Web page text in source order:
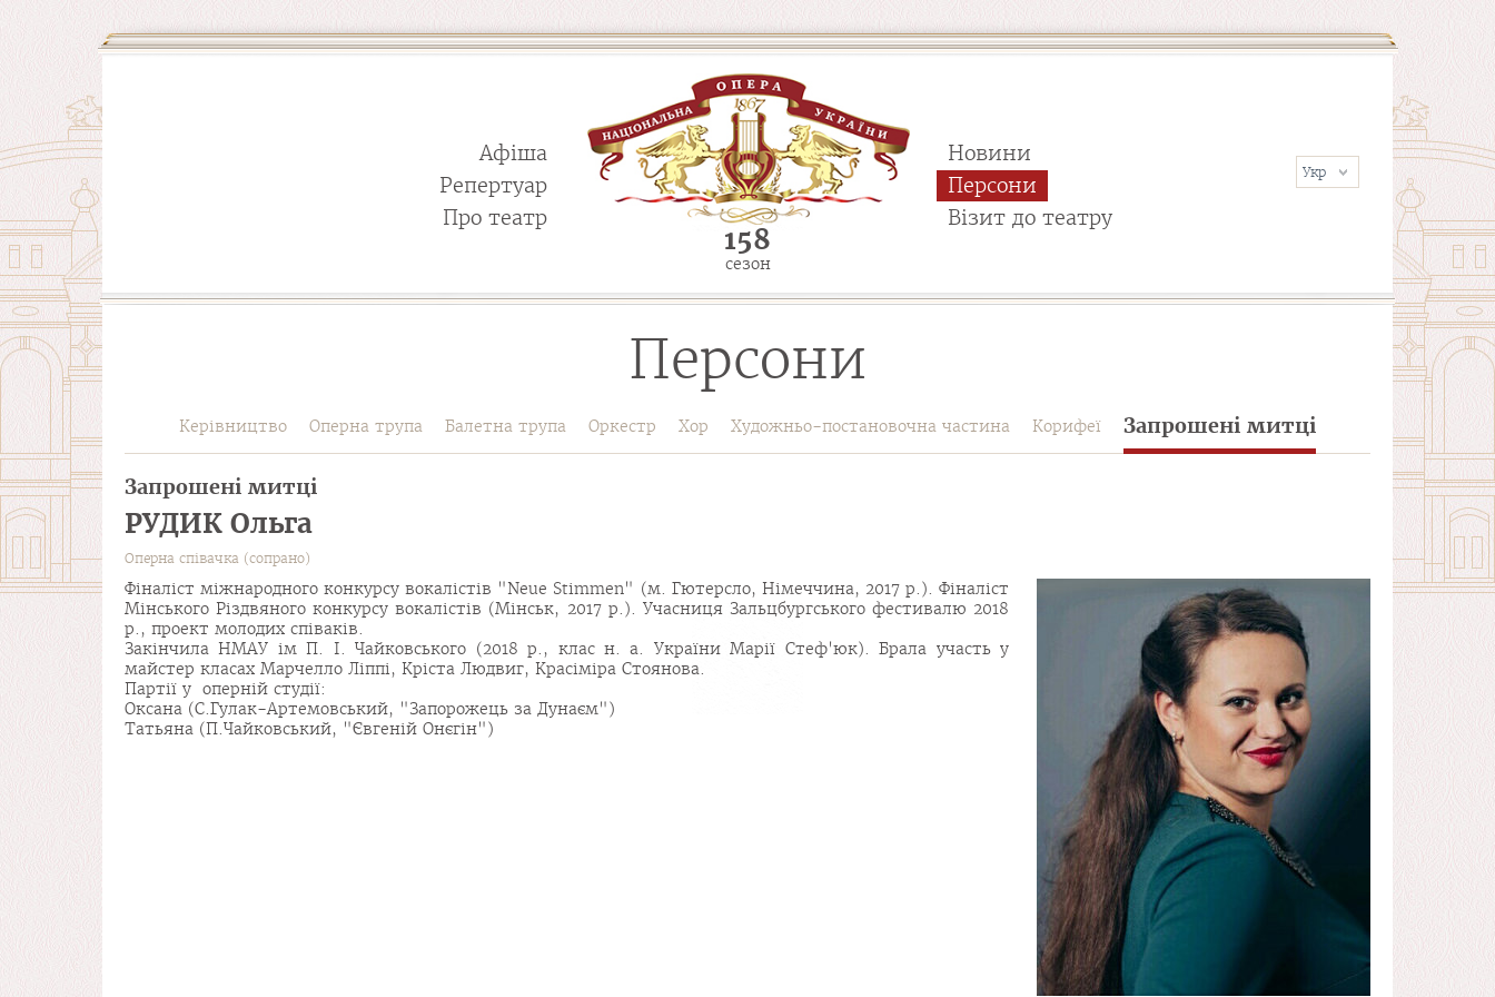
Афіша
Репертуар
Про театр
Новини
Персони
Візит до театру
158
сезон
Персони
Керівництво Оперна трупа Балетна трупа Оркестр Хор Художньо-постановочна частина Корифеї Запрошені митці
Запрошені митці
РУДИК Ольга
Оперна співачка (сопрано)
Фіналіст міжнародного конкурсу вокалістів "Neue Stimmen" (м. Гютерсло, Німеччина, 2017 р.). Фіналіст
Мінського Різдвяного конкурсу вокалістів (Мінськ, 2017 р.). Учасниця Зальцбургського фестивалю 2018
р., проект молодих співаків.
Закінчила НМАУ ім П. І. Чайковського (2018 р., клас н. а. України Марії Стеф'юк). Брала участь у
майстер класах Марчелло Ліппі, Кріста Людвиг, Красіміра Стоянова.
Партії у оперній студії:
Оксана (С.Гулак-Артемовський, "Запорожець за Дунаєм")
Татьяна (П.Чайковський, "Євгеній Онєгін")